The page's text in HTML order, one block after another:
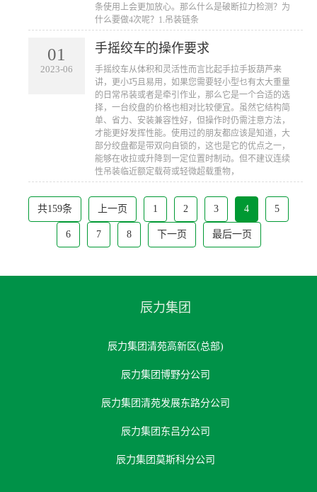
条使用上会更加放心。那么什么是破断拉力检测？为
什么要做4次呢？1.吊装链条
01
2023-06
手摇绞车的操作要求
​手摇绞车从体积和灵活性而言比起手拉手扳葫芦来
讲，更小巧且易用，如果您需要轻小型乜有太大重量
的日常吊装或者是牵引作业，那么它是一个合适的选
择，一台绞盘的价格也相对比较便宜。虽然它结构简
单、省力、安装兼容性好，但操作时仍需注意方法，
才能更好发挥性能。使用过的朋友都应该是知道，大
部分绞盘都是带双向自锁的，这也是它的优点之一，
能够在收拉或升降到一定位置时制动。但不建议连续
性吊装临近额定载荷或轻微超载重物，
共159条 上一页 1 2 3 4 5
6 7 8 下一页 最后一页
辰力集团
辰力集团清苑高新区(总部)
辰力集团博野分公司
辰力集团清苑发展东路分公司
辰力集团东吕分公司
辰力集团莫斯科分公司